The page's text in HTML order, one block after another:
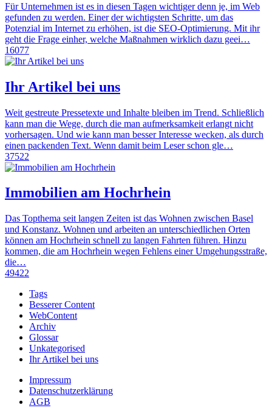
Für Unternehmen ist es in diesen Tagen wichtiger denn je, im Web
gefunden zu werden. Einer der wichtigsten Schritte, um das
Potenzial im Internet zu erhöhen, ist die SEO-Optimierung. Mit ihr
geht die Frage einher, welche Maßnahmen wirklich dazu geei…
16077
Ihr Artikel bei uns
Weit gestreute Pressetexte und Inhalte bleiben im Trend. Schließlich
kann man die Wege, durch die man aufmerksamkeit erlangt nicht
vorhersagen. Und wie kann man besser Interesse wecken, als durch
einen packenden Text. Wenn damit beim Leser schon gle…
37522
Immobilien am Hochrhein
Das Topthema seit langen Zeiten ist das Wohnen zwischen Basel
und Konstanz. Wohnen und arbeiten an unterschiedlichen Orten
können am Hochrhein schnell zu langen Fahrten führen. Hinzu
kommen, die am Hochrhein wegen Fehlens einer Umgehungsstraße,
die…
49422
Tags
Besserer Content
WebContent
Archiv
Glossar
Unkategorised
Ihr Artikel bei uns
Impressum
Datenschutzerklärung
AGB